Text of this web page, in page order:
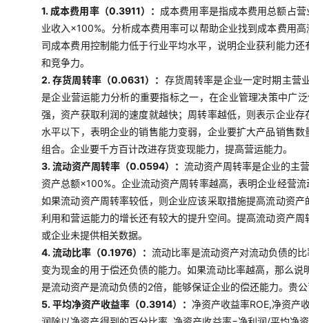
1. 成本费用率（0.3911）： 成本费用率是指成本费用总额占
业收入×100%。分析成本费用率可以帮助企业找到成本费用
司成本费用控制能力低于行业平均水平，说明企业获利能力
和竞争力。
2. 存货周转率（0.0631）： 存货周转率是企业一定时期主营
是企业营运能力分析的重要指标之一，在企业管理决策中广
强，资产获取利润的速度就越快；周转率越低，则表示企业
水平以下，表明企业的销售能力变弱，企业要扩大产品销售
组合。企业要千方百计改进存货变现能力，提高营运能力。
3. 流动资产周转率（0.0594）：流动资产周转率是企业的主
资产总额×100%。企业流动资产周转率越高，表明企业经营
如果流动资产周转率较低，则企业应该采取措施提高流动资
利用和营运能力的增长还有较大的提升空间。提高流动资产
或企业未提供相关数据。
4. 流动比率（0.1976）：流动比率是流动资产对流动负债的
变为现金的用于偿还负债的能力。如果流动比率越高，那么
是流动资产是流动负债的2倍，能够保证企业的偿还能力。贵
5. 平均净资产收益率（0.3914）： 净资产收益率ROE,净资产